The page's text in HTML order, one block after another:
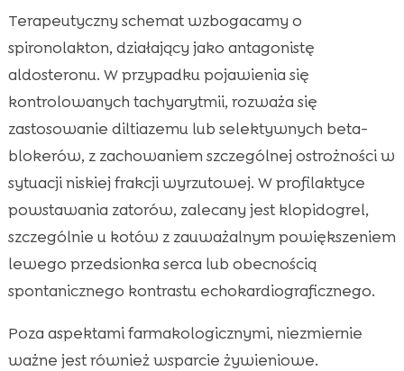
Terapeutyczny schemat wzbogacamy o
spironolakton, działający jako antagonistę
aldosteronu. W przypadku pojawienia się
kontrolowanych tachyarytmii, rozważa się
zastosowanie diltiazemu lub selektywnych beta-
blokerów, z zachowaniem szczególnej ostrożności w
sytuacji niskiej frakcji wyrzutowej. W profilaktyce
powstawania zatorów, zalecany jest klopidogrel,
szczególnie u kotów z zauważalnym powiększeniem
lewego przedsionka serca lub obecnością
spontanicznego kontrastu echokardiograficznego.
Poza aspektami farmakologicznymi, niezmiernie
ważne jest również wsparcie żywieniowe.